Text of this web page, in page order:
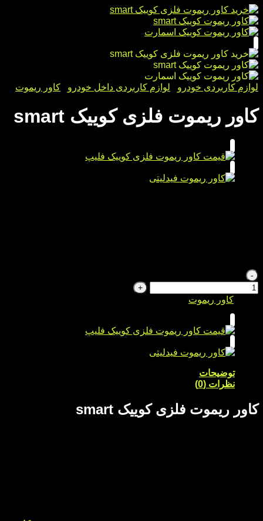
لوازم کاربردی خودرو لوازم کاربردی داخل خودرو کاور ریموت
کاور ریموت فلزی کوییک smart
کاور ریموت
توضیحات
نظرات (0)
کاور ریموت فلزی کوییک smart